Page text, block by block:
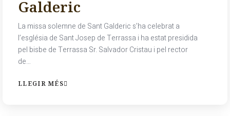
Galderic
La missa solemne de Sant Galderic s’ha celebrat a
l’església de Sant Josep de Terrassa i ha estat presidida
pel bisbe de Terrassa Sr. Salvador Cristau i pel rector
de…
LLEGIR MÉS